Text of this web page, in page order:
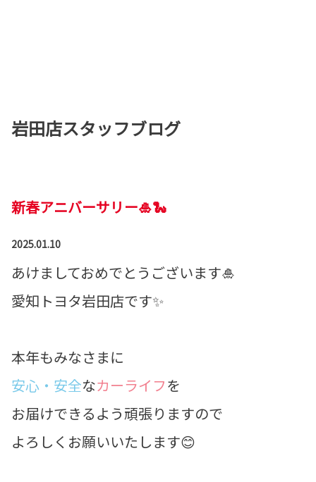
岩田店スタッフブログ
新春アニバーサリー🎍🐍
2025.01.10
あけましておめでとうございます🎍
愛知トヨタ岩田店です✨
本年もみなさまに
安心・安全なカーライフを
お届けできるよう頑張りますので
よろしくお願いいたします😊